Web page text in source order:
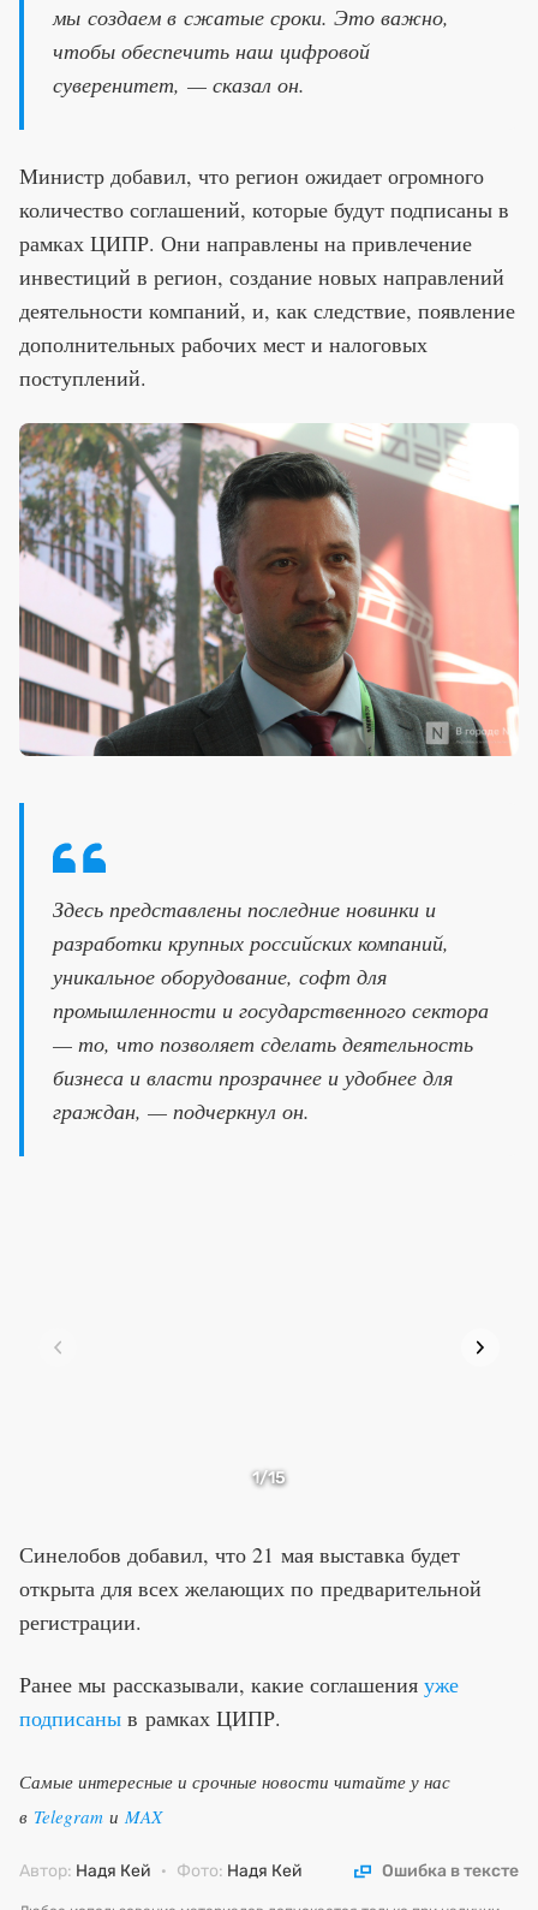
мы создаем в сжатые сроки. Это важно,
чтобы обеспечить наш цифровой
суверенитет, — сказал он.
Министр добавил, что регион ожидает огромного
количество соглашений, которые будут подписаны в
рамках ЦИПР. Они направлены на привлечение
инвестиций в регион, создание новых направлений
деятельности компаний, и, как следствие, появление
дополнительных рабочих мест и налоговых
поступлений.
Здесь представлены последние новинки и
разработки крупных российских компаний,
уникальное оборудование, софт для
промышленности и государственного сектора
— то, что позволяет сделать деятельность
бизнеса и власти прозрачнее и удобнее для
граждан, — подчеркнул он.
1/15
Синелобов добавил, что 21 мая выставка будет
открыта для всех желающих по предварительной
регистрации.
Ранее мы рассказывали, какие соглашения уже
подписаны в рамках ЦИПР.
Самые интересные и срочные новости читайте у нас
в Telegram и MAX
Автор: Надя Кей · Фото: Надя Кей Ошибка в тексте